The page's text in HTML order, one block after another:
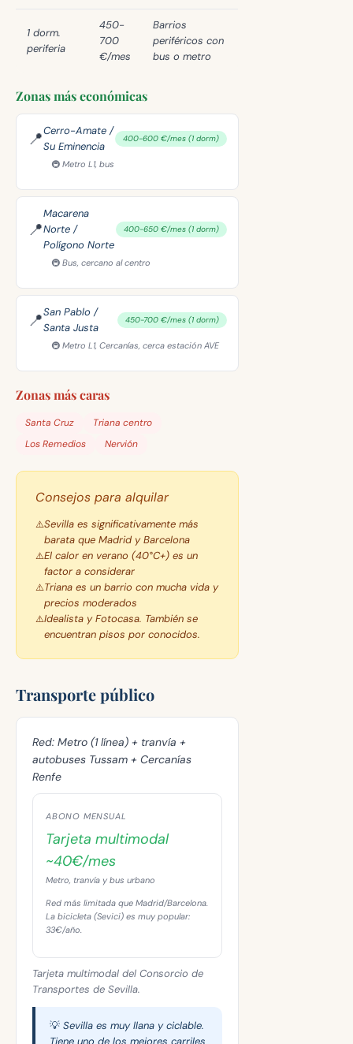
1 dorm.
periferia
450-
700
€/mes
Barrios
periféricos con
bus o metro
Zonas más económicas
📍Cerro-Amate /
Su Eminencia
400-600 €/mes (1 dorm)
🚇 Metro L1, bus
📍
Macarena
Norte /
Polígono Norte
400-650 €/mes (1 dorm)
🚇 Bus, cercano al centro
📍San Pablo /
Santa Justa
450-700 €/mes (1 dorm)
🚇 Metro L1, Cercanías, cerca estación AVE
Zonas más caras
Santa Cruz
Triana centro
Los Remedios
Nervión
Consejos para alquilar
Sevilla es significativamente más
barata que Madrid y Barcelona
El calor en verano (40°C+) es un
factor a considerar
Triana es un barrio con mucha vida y
precios moderados
Idealista y Fotocasa. También se
encuentran pisos por conocidos.
Transporte público
Red: Metro (1 línea) + tranvía +
autobuses Tussam + Cercanías
Renfe
ABONO MENSUAL
Tarjeta multimodal
~40€/mes
Metro, tranvía y bus urbano
Red más limitada que Madrid/Barcelona.
La bicicleta (Sevici) es muy popular:
33€/año.
Tarjeta multimodal del Consorcio de
Transportes de Sevilla.
💡 Sevilla es muy llana y ciclable.
Tiene uno de los mejores carriles